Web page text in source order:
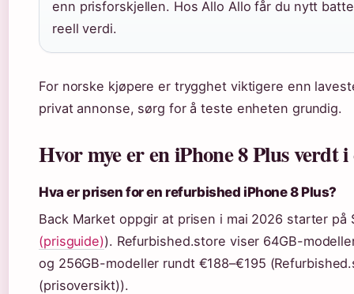
enn prisforskjellen. Hos Allo Allo får du nytt
reell verdi.
For norske kjøpere er trygghet viktigere enn
privat annonse, sørg for å teste enheten grundig.
Hvor mye er en iPhone 8 Plus verdt i
Hva er prisen for en refurbished iPhone 8 Plus?
Back Market oppgir at prisen i mai 2026 starter på
(prisguide)). Refurbished.store viser 64GB-
og 256GB-modeller rundt €188–€195
(prisoversikt)).